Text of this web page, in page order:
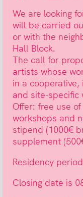
We are looking
will be carried
or with the
Hall Block.
The call for
artists whose
in a
and site-specific
Offer: free use
workshops and
stipend (1000€
supplement
Residency
Closing date is